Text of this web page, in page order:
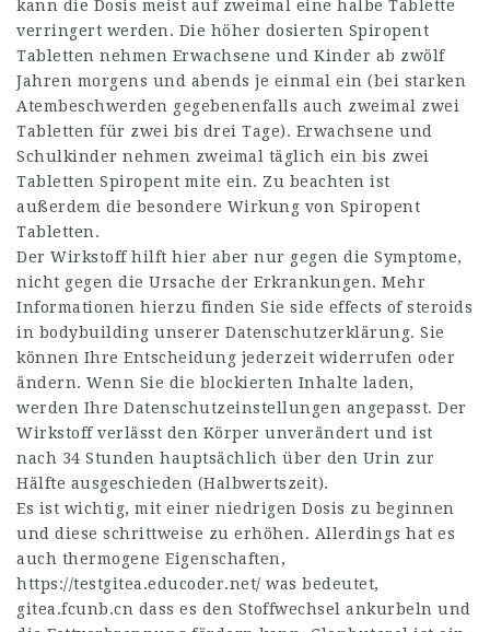
kann die Dosis meist auf zweimal eine halbe Tablette
verringert werden. Die höher dosierten Spiropent
Tabletten nehmen Erwachsene und Kinder ab zwölf
Jahren morgens und abends je einmal ein (bei starken
Atembeschwerden gegebenenfalls auch zweimal zwei
Tabletten für zwei bis drei Tage). Erwachsene und
Schulkinder nehmen zweimal täglich ein bis zwei
Tabletten Spiropent mite ein. Zu beachten ist
außerdem die besondere Wirkung von Spiropent
Tabletten.
Der Wirkstoff hilft hier aber nur gegen die Symptome,
nicht gegen die Ursache der Erkrankungen. Mehr
Informationen hierzu finden Sie side effects of steroids
in bodybuilding unserer Datenschutzerklärung. Sie
können Ihre Entscheidung jederzeit widerrufen oder
ändern. Wenn Sie die blockierten Inhalte laden,
werden Ihre Datenschutzeinstellungen angepasst. Der
Wirkstoff verlässt den Körper unverändert und ist
nach 34 Stunden hauptsächlich über den Urin zur
Hälfte ausgeschieden (Halbwertszeit).
Es ist wichtig, mit einer niedrigen Dosis zu beginnen
und diese schrittweise zu erhöhen. Allerdings hat es
auch thermogene Eigenschaften,
https://testgitea.educoder.net/ was bedeutet,
gitea.fcunb.cn dass es den Stoffwechsel ankurbeln und